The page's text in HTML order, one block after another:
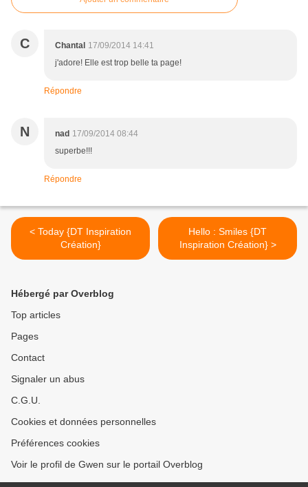
C Chantal 17/09/2014 14:41
j'adore! Elle est trop belle ta page!
Répondre
N nad 17/09/2014 08:44
superbe!!!
Répondre
< Today {DT Inspiration
Création}
Hello : Smiles {DT
Inspiration Création} >
Hébergé par Overblog
Top articles
Pages
Contact
Signaler un abus
C.G.U.
Cookies et données personnelles
Préférences cookies
Voir le profil de Gwen sur le portail Overblog